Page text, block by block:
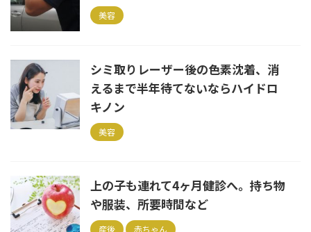
美容
シミ取りレーザー後の色素沈着、消
えるまで半年待てないならハイドロ
キノン
美容
上の子も連れて4ヶ月健診へ。持ち物
や服装、所要時間など
産後 赤ちゃん